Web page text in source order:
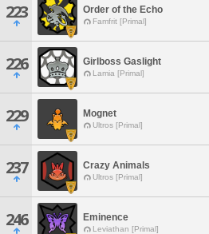
223 Order of the Echo
Famfrit [Primal]
226 Girlboss Gaslight
Lamia [Primal]
229 Mognet
Ultros [Primal]
237 Crazy Animals
Ultros [Primal]
246 Eminence
Leviathan [Primal]